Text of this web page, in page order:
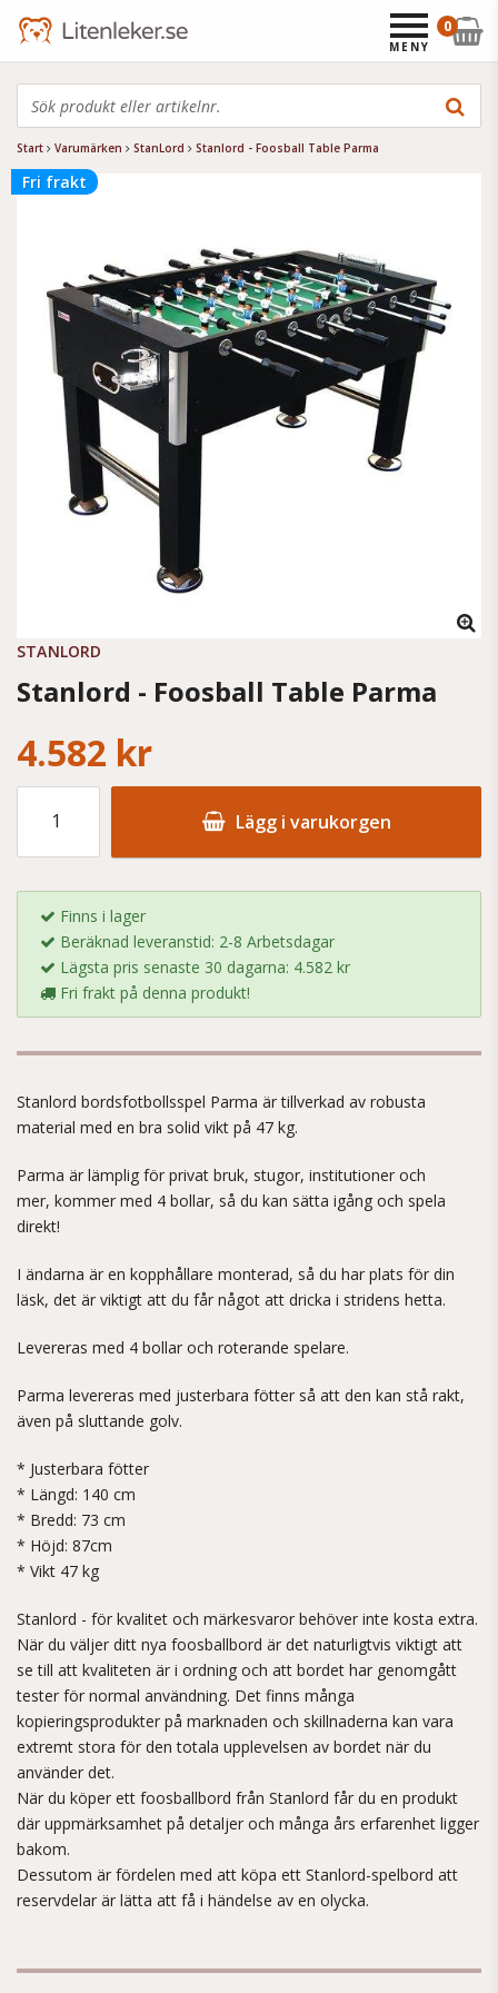
Start Varumärken StanLord Stanlord - Foosball Table Parma
Fri frakt
STANLORD
Stanlord - Foosball Table Parma
4.582 kr
Lägg i varukorgen
Finns i lager
Beräknad leveranstid: 2-8 Arbetsdagar
Lägsta pris senaste 30 dagarna: 4.582 kr
Fri frakt på denna produkt!
Stanlord bordsfotbollsspel Parma är tillverkad av robusta
material med en bra solid vikt på 47 kg.
Parma är lämplig för privat bruk, stugor, institutioner och
mer, kommer med 4 bollar, så du kan sätta igång och spela
direkt!
I ändarna är en kopphållare monterad, så du har plats för din
läsk, det är viktigt att du får något att dricka i stridens hetta.
Levereras med 4 bollar och roterande spelare.
Parma levereras med justerbara fötter så att den kan stå rakt,
även på sluttande golv.
* Justerbara fötter
* Längd: 140 cm
* Bredd: 73 cm
* Höjd: 87cm
* Vikt 47 kg
Stanlord - för kvalitet och märkesvaror behöver inte kosta extra.
När du väljer ditt nya foosballbord är det naturligtvis viktigt att
se till att kvaliteten är i ordning och att bordet har genomgått
tester för normal användning. Det finns många
kopieringsprodukter på marknaden och skillnaderna kan vara
extremt stora för den totala upplevelsen av bordet när du
använder det.
När du köper ett foosballbord från Stanlord får du en produkt
där uppmärksamhet på detaljer och många års erfarenhet ligger
bakom.
Dessutom är fördelen med att köpa ett Stanlord-spelbord att
reservdelar är lätta att få i händelse av en olycka.
0
MENY